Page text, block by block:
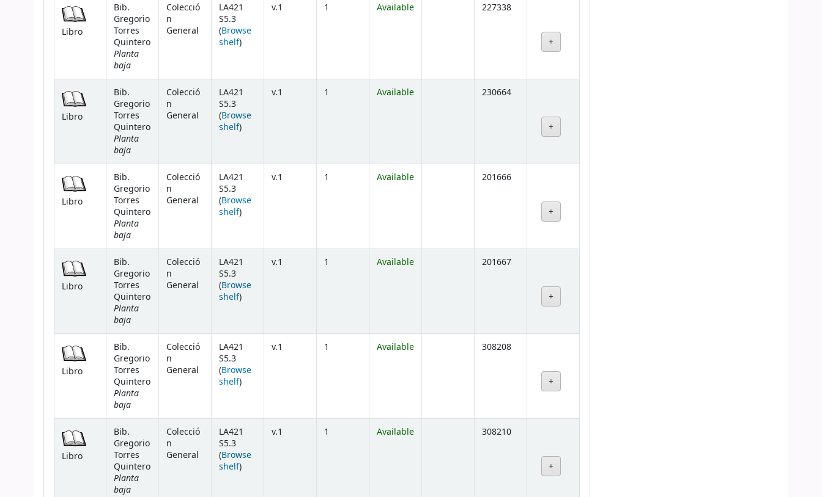
Libro
Bib.
Gregorio
Torres
Quintero
Planta
baja
Colecció
n
General
LA421
S5.3
(Browse
shelf(Opens below)
)
v.1 1 Available 227338
Libro
Bib.
Gregorio
Torres
Quintero
Planta
baja
Colecció
n
General
LA421
S5.3
(Browse
shelf(Opens below)
)
v.1 1 Available 230664
Libro
Bib.
Gregorio
Torres
Quintero
Planta
baja
Colecció
n
General
LA421
S5.3
(Browse
shelf(Opens below)
)
v.1 1 Available 201666
Libro
Bib.
Gregorio
Torres
Quintero
Planta
baja
Colecció
n
General
LA421
S5.3
(Browse
shelf(Opens below)
)
v.1 1 Available 201667
Libro
Bib.
Gregorio
Torres
Quintero
Planta
baja
Colecció
n
General
LA421
S5.3
(Browse
shelf(Opens below)
)
v.1 1 Available 308208
Libro
Bib.
Gregorio
Torres
Quintero
Planta
baja
Colecció
n
General
LA421
S5.3
(Browse
shelf(Opens below)
)
v.1 1 Available 308210